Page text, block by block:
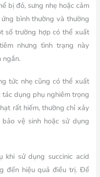
bị đỏ, sưng nhẹ hoặc cảm
bình thường và thường
số trường hợp có thể xuất
nhưng tình trạng này
ngắn.
tức nhẹ cũng có thể xuất
dụng phụ nghiêm trọng
rất hiếm, thường chỉ xảy
vệ sinh hoặc sử dụng
khi sử dụng succinic acid
đến hiệu quả điều trị. Để